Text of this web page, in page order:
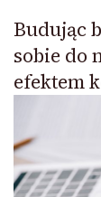
Budując
sobie do
efektem